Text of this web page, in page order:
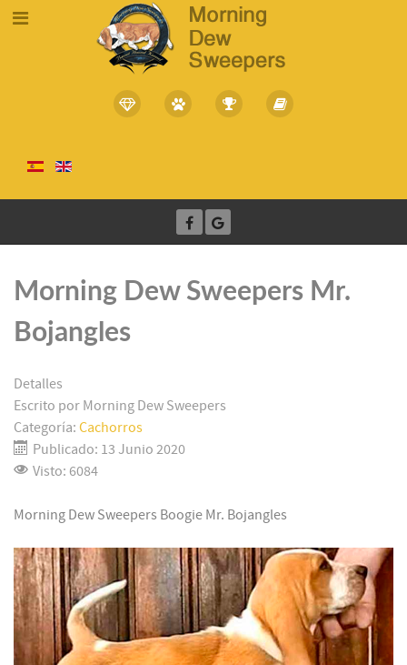
Morning Dew Sweepers Mr.
Bojangles
Detalles
Escrito por Morning Dew Sweepers
Categoría: Cachorros
Publicado: 13 Junio 2020
Visto: 6084
Morning Dew Sweepers Boogie Mr. Bojangles